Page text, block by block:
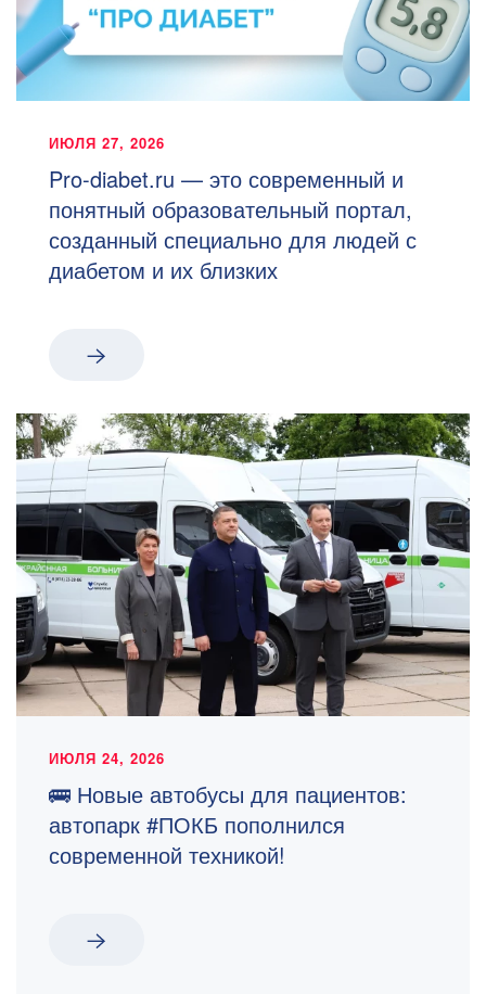
ИЮЛЯ 27, 2026
Pro-diabet.ru — это современный и
понятный образовательный портал,
созданный специально для людей с
диабетом и их близких
ИЮЛЯ 24, 2026
🚌 Новые автобусы для пациентов:
автопарк #ПОКБ пополнился
современной техникой!